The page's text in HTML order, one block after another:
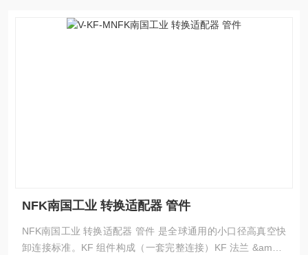
NFK南国工业 转换适配器 管件
NFK南国工业 转换适配器 管件 是全球通用的小口径高真空快
卸连接标准。KF 组件构成（一套完整连接）KF 法兰 &amp;a